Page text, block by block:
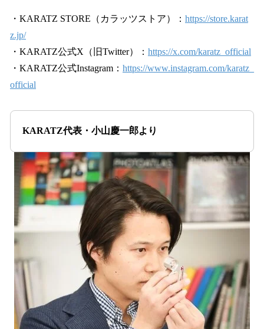
・KARATZ STORE（カラッツストア）： https://store.karat
z.jp/
・KARATZ公式X（旧Twitter）： https://x.com/karatz_official
・KARATZ公式Instagram： https://www.instagram.com/karatz_
official
KARATZ代表・小山慶一郎より